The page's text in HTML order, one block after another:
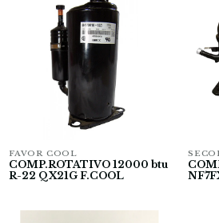
FAVOR COOL
COMP.ROTATIVO 12000 btu
R-22 QX21G F.COOL